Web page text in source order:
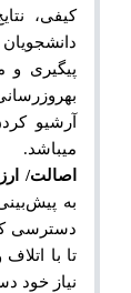
کیفی،
پیگیری
به
آرشیو
میباشد.
اصالت/
به
دسترسی
تا با
نیاز خود